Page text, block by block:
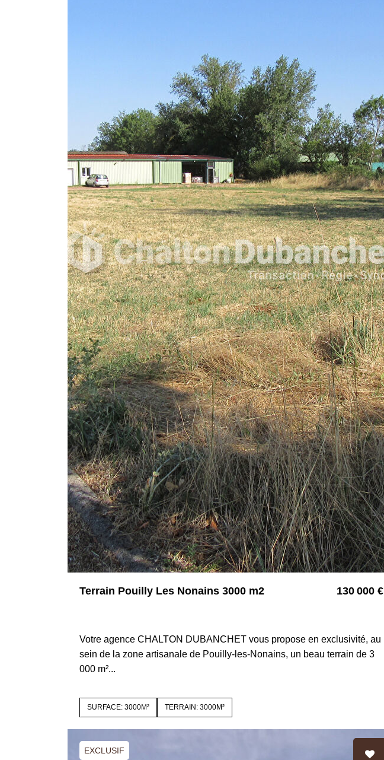
Terrain Pouilly Les Nonains 3000 m2 130 000 €
Votre agence CHALTON DUBANCHET vous propose en exclusivité, au
sein de la zone artisanale de Pouilly-les-Nonains, un beau terrain de 3
000 m²...
SURFACE: 3000M² TERRAIN: 3000M²
EXCLUSIF